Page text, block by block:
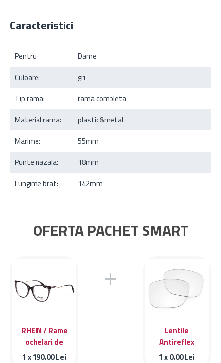
Caracteristici
Pentru:
Dame
Culoare:
gri
Tip rama:
rama completa
Material rama:
plastic&metal
Marime:
55mm
Punte nazala:
18mm
Lungime brat:
142mm
OFERTA PACHET SMART
RHEIN / Rame
ochelari de
vedere RHEIN
1 x190.00Lei
+
Lentile
Antireflex
1 x0.00Lei